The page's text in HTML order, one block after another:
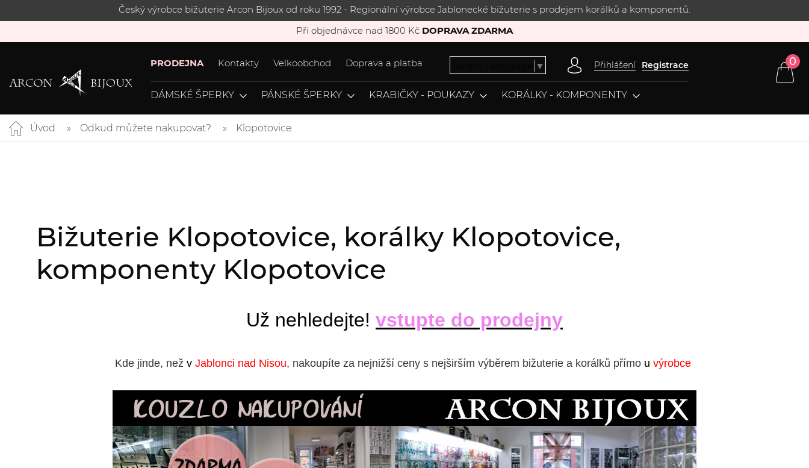
Český výrobce bižuterie Arcon Bijoux od roku 1992 - Regionální výrobce Jablonecké bižuterie s prodejem korálků a komponentů.
Při objednávce nad 1800 Kč DOPRAVA ZDARMA
PRODEJNA Kontakty Velkoobchod Doprava a platba ▼ Přihlášení Registrace 0
DÁMSKÉ ŠPERKY PÁNSKÉ ŠPERKY KRABIČKY - POUKAZY KORÁLKY - KOMPONENTY
Úvod Odkud můžete nakupovat? Klopotovice
Bižuterie Klopotovice, korálky Klopotovice,
komponenty Klopotovice
Už nehledejte! vstupte do prodejny
Kde jinde, než v Jablonci nad Nisou, nakoupíte za nejnižší ceny s nejširším výběrem bižuterie a korálků přímo u výrobce